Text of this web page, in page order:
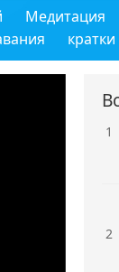
Медитация
1
2